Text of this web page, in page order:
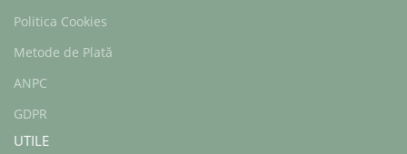
Politica Cookies
Metode de Plată
ANPC
GDPR
UTILE